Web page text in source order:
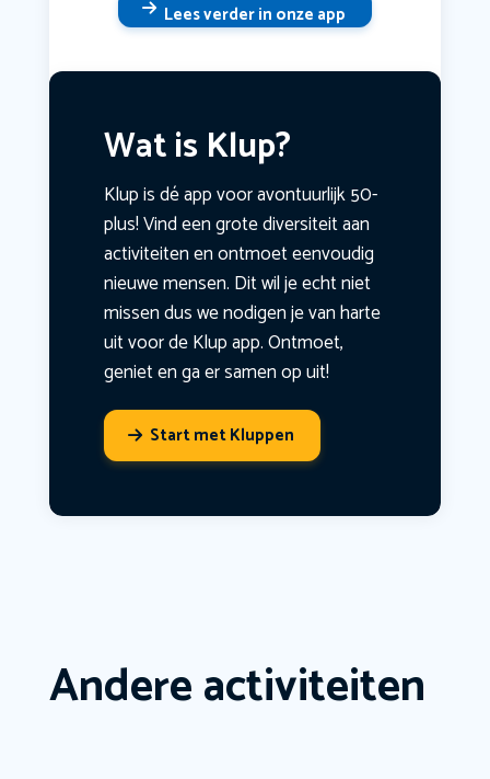
Lees verder in onze app
Wat is Klup?
Klup is dé app voor avontuurlijk 50-
plus! Vind een grote diversiteit aan
activiteiten en ontmoet eenvoudig
nieuwe mensen. Dit wil je echt niet
missen dus we nodigen je van harte
uit voor de Klup app. Ontmoet,
geniet en ga er samen op uit!
Start met Kluppen
Andere activiteiten